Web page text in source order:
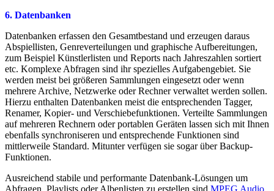
6. Datenbanken
Datenbanken erfassen den Gesamtbestand und erzeugen daraus
Abspiellisten, Genreverteilungen und graphische Aufbereitungen,
zum Beispiel Künstlerlisten und Reports nach Jahreszahlen sortiert
etc. Komplexe Abfragen sind ihr spezielles Aufgabengebiet. Sie
werden meist bei größeren Sammlungen eingesetzt oder wenn
mehrere Archive, Netzwerke oder Rechner verwaltet werden sollen.
Hierzu enthalten Datenbanken meist die entsprechenden Tagger,
Renamer, Kopier- und Verschiebefunktionen. Verteilte Sammlungen
auf mehreren Rechnern oder portablen Geräten lassen sich mit Ihnen
ebenfalls synchroniseren und entsprechende Funktionen sind
mittlerweile Standard. Mitunter verfügen sie sogar über Backup-
Funktionen.
Ausreichend stabile und performante Datenbank-Lösungen um
Abfragen, Playlists oder Albenlisten zu erstellen sind MPEG Audio